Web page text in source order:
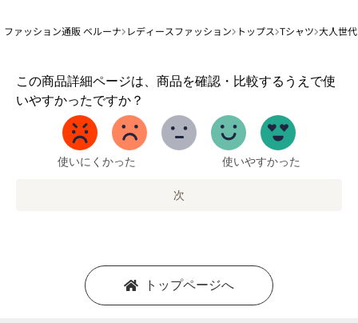
ファッション通販 ベルーナ レディースファッション トップス Tシャツ 大人世
この商品詳細ページは、商品を確認・比較するうえで使
いやすかったですか？
1
か
使いにくかった 使いやすかった
次
トップページへ